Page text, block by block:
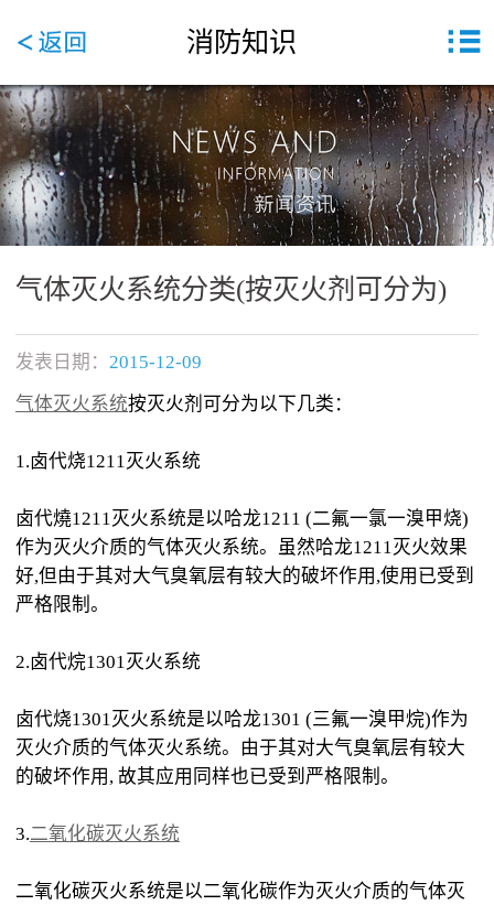
消防知识
气体灭火系统分类(按灭火剂可分为)
发表日期： 2015-12-09
气体灭火系统按灭火剂可分为以下几类：
1.卤代烧1211灭火系统
卤代燒1211灭火系统是以哈龙1211 (二氟一氯一溴甲烧)
作为灭火介质的气体灭火系统。虽然哈龙1211灭火效果
好,但由于其对大气臭氧层有较大的破坏作用,使用已受到
严格限制。
2.卤代烷1301灭火系统
卤代烧1301灭火系统是以哈龙1301 (三氟一溴甲烷)作为
灭火介质的气体灭火系统。由于其对大气臭氧层有较大
的破坏作用, 故其应用同样也已受到严格限制。
3.二氧化碳灭火系统
二氧化碳灭火系统是以二氧化碳作为灭火介质的气体灭